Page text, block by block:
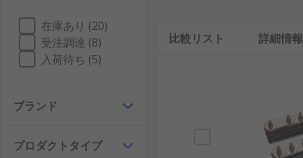
在庫あり (20)
受注調達 (8)
入荷待ち (5)
ブランド
プロダクトタイプ
比較リスト 詳細情報